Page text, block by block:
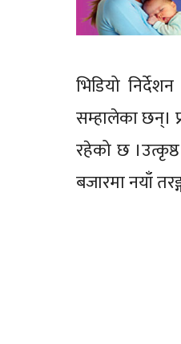
भिडियो
सम्हालेका छन्।
रहेको छ
बजारमा नयाँ